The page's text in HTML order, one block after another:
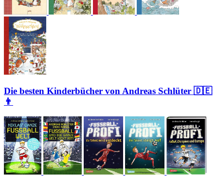
Die besten Kinderbücher von Andreas Schlüter 🇩🇪
👨